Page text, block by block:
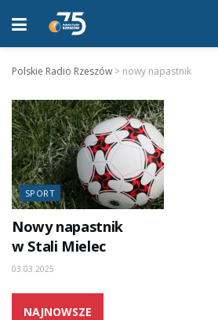
Polskie Radio Rzeszów > nowy napastnik
SPORT
Nowy napastnik
w Stali Mielec
03.03.2025
NAJNOWSZE